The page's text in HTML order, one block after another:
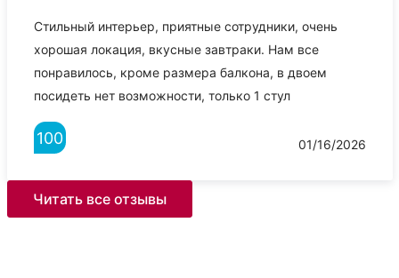
Стильный интерьер, приятные сотрудники, очень
хорошая локация, вкусные завтраки. Нам все
понравилось, кроме размера балкона, в двоем
посидеть нет возможности, только 1 стул
100 01/16/2026
Читать все отзывы